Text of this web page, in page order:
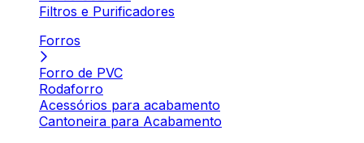
Filtros e Purificadores
Forros
Forro de PVC
Rodaforro
Acessórios para acabamento
Cantoneira para Acabamento